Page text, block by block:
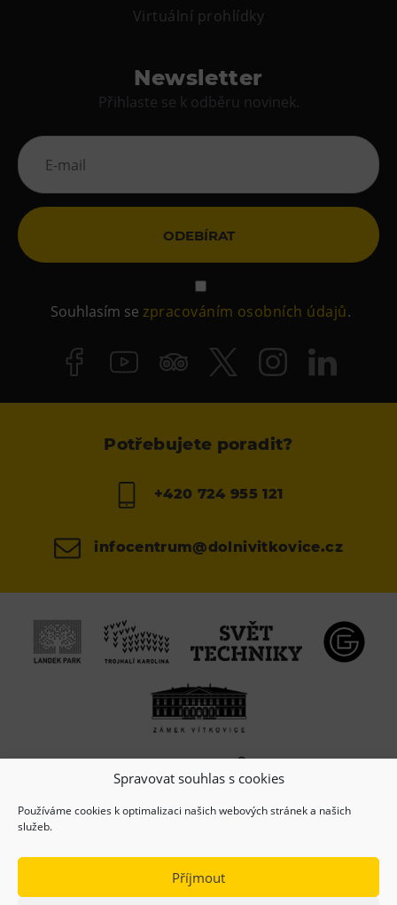
Spravovat souhlas s cookies
Používáme cookies k optimalizaci našich webových stránek a našich
služeb.
Příjmout
Virtuální prohlídky
Newsletter
Přihlaste se k odběru novinek.
ODEBÍRAT
Souhlasím sezpracováním osobních údajů.
Potřebujete poradit?
+420 724 955 121
infocentrum@dolnivitkovice.cz